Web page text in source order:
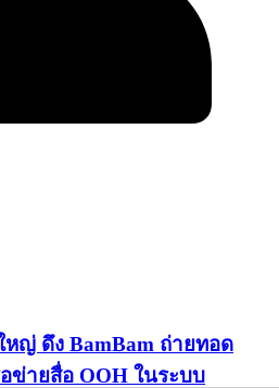
ญ่ ดึง BamBam ถ่ายทอด
ข่ายสื่อ OOH ในระบบ